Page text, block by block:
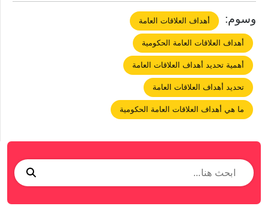
وسوم: أهداف العلاقات العامة
أهداف العلاقات العامة الحكومية
أهمية تحديد أهداف العلاقات العامة
تحديد أهداف العلاقات العامة
ما هي أهداف العلاقات العامة الحكومية